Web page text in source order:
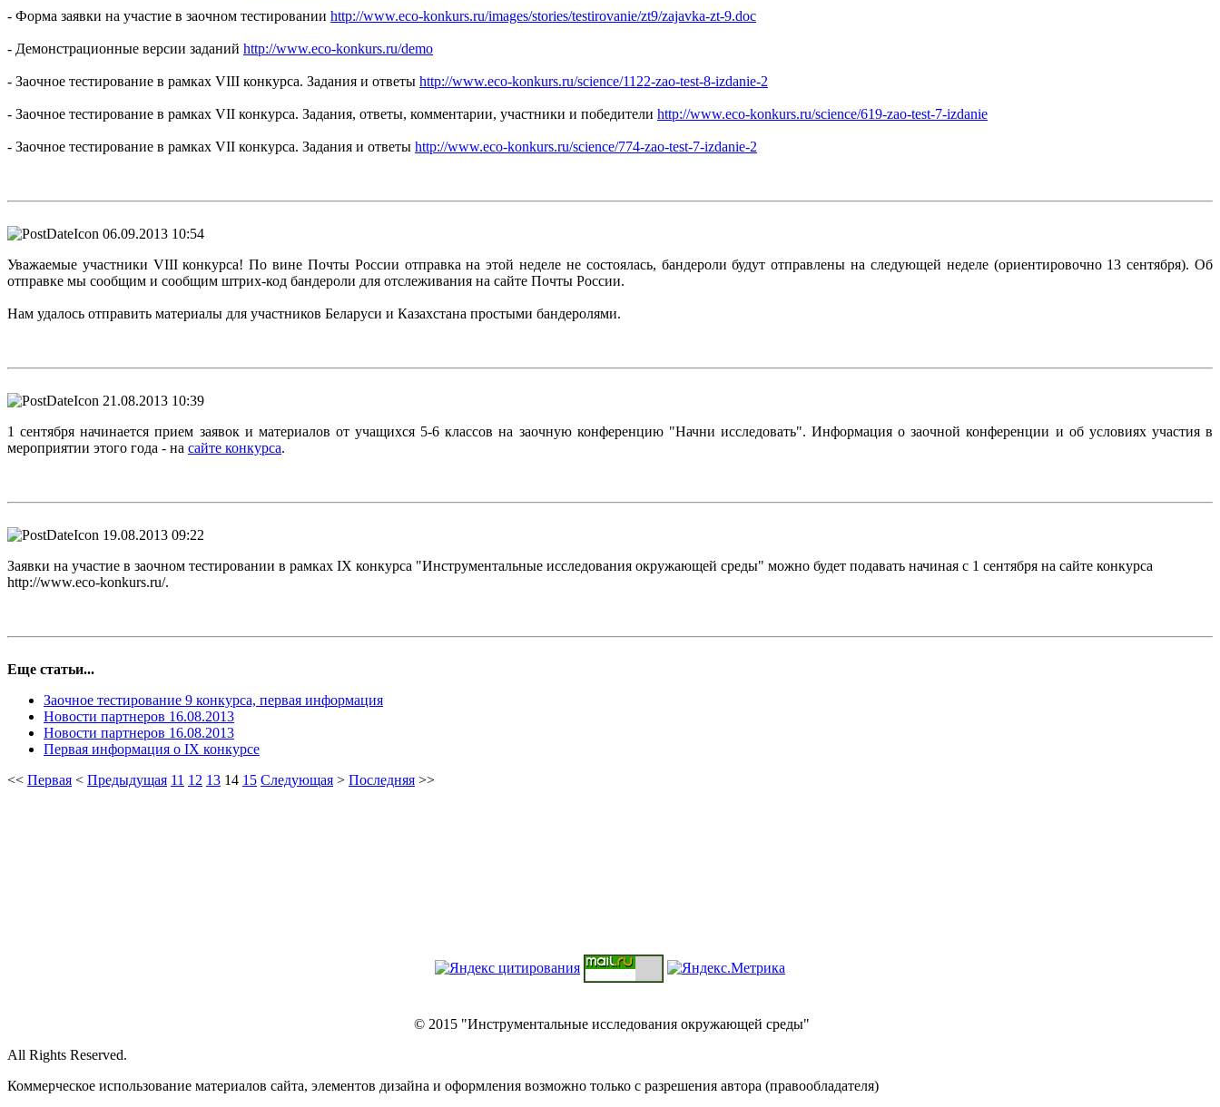
- Форма заявки на участие в заочном тестировании http://www.eco-konkurs.ru/images/stories/testirovanie/zt9/zajavka-zt-9.doc
- Демонстрационные версии заданий http://www.eco-konkurs.ru/demo
- Заочное тестирование в рамках VIII конкурса. Задания и ответы http://www.eco-konkurs.ru/science/1122-zao-test-8-izdanie-2
- Заочное тестирование в рамках VII конкурса. Задания, ответы, комментарии, участники и победители http://www.eco-konkurs.ru/science/619-zao-test-7-izdanie
- Заочное тестирование в рамках VII конкурса. Задания и ответы http://www.eco-konkurs.ru/science/774-zao-test-7-izdanie-2
06.09.2013 10:54
Уважаемые участники VIII конкурса! По вине Почты России отправка на этой неделе не состоялась, бандероли будут отправлены на следующей неделе (ориентировочно 13 сентября). Об
отправке мы сообщим и сообщим штрих-код бандероли для отслеживания на сайте Почты России.
Нам удалось отправить материалы для участников Беларуси и Казахстана простыми бандеролями.
21.08.2013 10:39
1 сентября начинается прием заявок и материалов от учащихся 5-6 классов на заочную конференцию "Начни исследовать". Информация о заочной конференции и об условиях участия в
мероприятии этого года - на сайте конкурса.
19.08.2013 09:22
Заявки на участие в заочном тестировании в рамках IX конкурса "Инструментальные исследования окружающей среды" можно будет подавать начиная с 1 сентября на сайте конкурса
http://www.eco-konkurs.ru/.
Еще статьи...
Заочное тестирование 9 конкурса, первая информация
Новости партнеров 16.08.2013
Новости партнеров 16.08.2013
Первая информация о IX конкурсе
<< Первая < Предыдущая 11 12 13 14 15 Следующая > Последняя >>
© 2015 "Инструментальные исследования окружающей среды"
All Rights Reserved.
Коммерческое использование материалов сайта, элементов дизайна и оформления возможно только с разрешения автора (правообладателя)